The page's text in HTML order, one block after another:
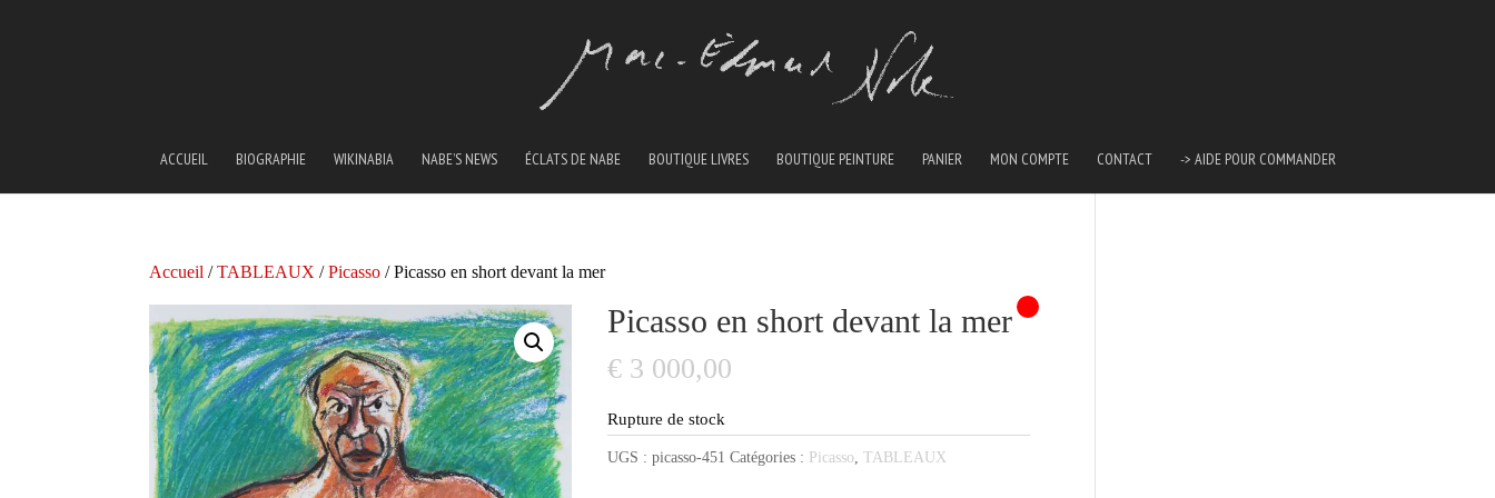
ACCUEIL BIOGRAPHIE WIKINABIA NABE’S NEWS ÉCLATS DE NABE BOUTIQUE LIVRES BOUTIQUE PEINTURE PANIER MON COMPTE CONTACT -> AIDE POUR COMMANDER
Accueil /TABLEAUX /Picasso / Picasso en short devant la mer
Picasso en short devant la mer
€ 3 000,00
Rupture de stock
UGS :picasso-451 Catégories : Picasso,TABLEAUX